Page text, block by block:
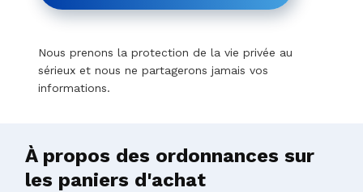
Nous prenons la protection de la vie privée au
sérieux et nous ne partagerons jamais vos
informations.
À propos des ordonnances sur
les paniers d'achat